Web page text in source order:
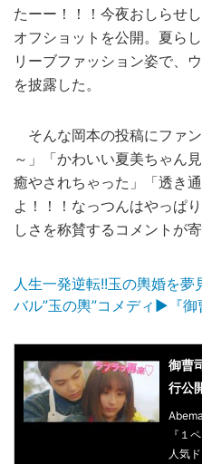
たーー！！！今夜おしらせ
オフショットを公開。夏ら
リーブファッション姿で、
を披露した。
そんな岡本の投稿にファ
～」「かわいい夏美ちゃん
癒やされちゃった」「透き
よ！！！なっつんはやっぱ
しさを称賛するコメントが寄
人生一発逆転!!玉の輿婚を
バル”玉の輿”コメディ▶︎『御
御曹
行公
『１
人気